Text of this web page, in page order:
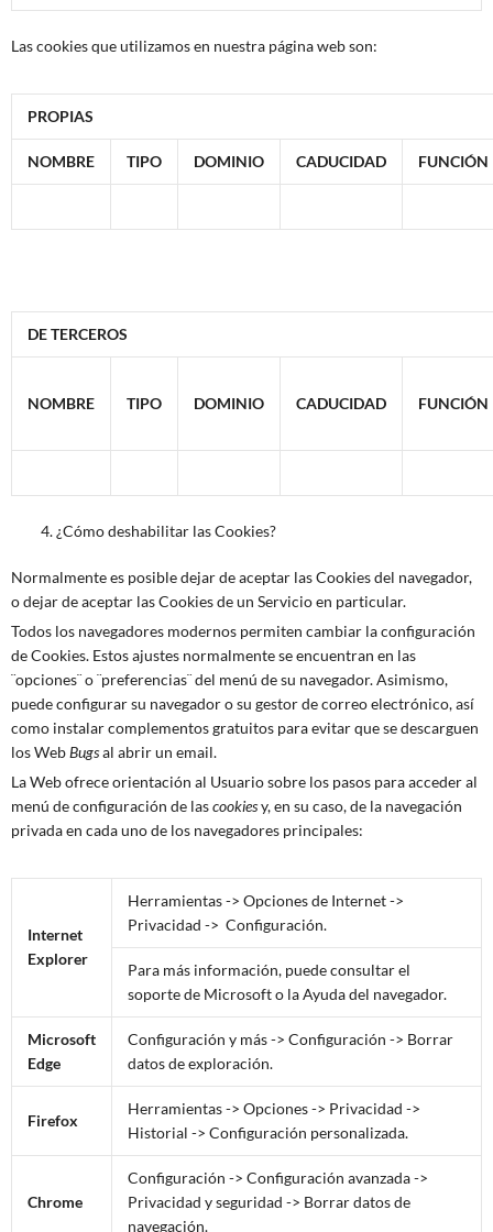
Las cookies que utilizamos en nuestra página web son:
PROPIAS
NOMBRE TIPO DOMINIO CADUCIDAD FUNCIÓN
DE TERCEROS
NOMBRE TIPO DOMINIO CADUCIDAD FUNCIÓN
¿Cómo deshabilitar las Cookies?
Normalmente es posible dejar de aceptar las Cookies del navegador,
o dejar de aceptar las Cookies de un Servicio en particular.
Todos los navegadores modernos permiten cambiar la configuración
de Cookies. Estos ajustes normalmente se encuentran en las
¨opciones¨ o ¨preferencias¨ del menú de su navegador. Asimismo,
puede configurar su navegador o su gestor de correo electrónico, así
como instalar complementos gratuitos para evitar que se descarguen
los WebBugsal abrir un email.
La Web ofrece orientación al Usuario sobre los pasos para acceder al
menú de configuración de lascookiesy, en su caso, de la navegación
privada en cada uno de los navegadores principales:
Internet
Explorer
Herramientas -> Opciones de Internet ->
Privacidad -> Configuración.
Para más información, puede consultar el
soporte de Microsoft o la Ayuda del navegador.
Microsoft
Edge
Configuración y más -> Configuración -> Borrar
datos de exploración.
Firefox
Herramientas -> Opciones -> Privacidad ->
Historial -> Configuración personalizada.
Chrome
Configuración -> Configuración avanzada ->
Privacidad y seguridad -> Borrar datos de
navegación.